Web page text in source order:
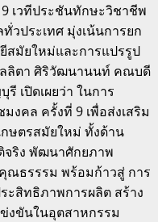
เวทีประชันทักษะวิชาชีพ
วประเทศ มุ่งเน้นการยก
สมัยใหม่และการแปรรูป
ลลิตา ศิริวัฒนานนท์ คณบดี
เปิดเผยว่า ในการ
งคล ครั้งที่ 9 เพื่อส่งเสริม
ษตรสมัยใหม่ ทั้งด้าน
จริง พัฒนาศักยภาพ
ธรรรม พร้อมก้าวสู่ การ
ะสิทธิภาพการผลิต สร้าง
งขันในอุตสาหกรรม